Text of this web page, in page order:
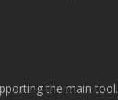
the main tool.